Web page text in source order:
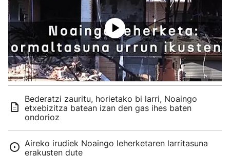
Bederatzi zauritu, horietako bi larri, Noaingo
etxebizitza batean izan den gas ihes baten
ondorioz
Aireko irudiek Noaingo leherketaren larritasuna
erakusten dute